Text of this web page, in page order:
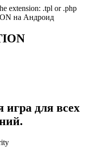
extension: .tpl or .php
для всех